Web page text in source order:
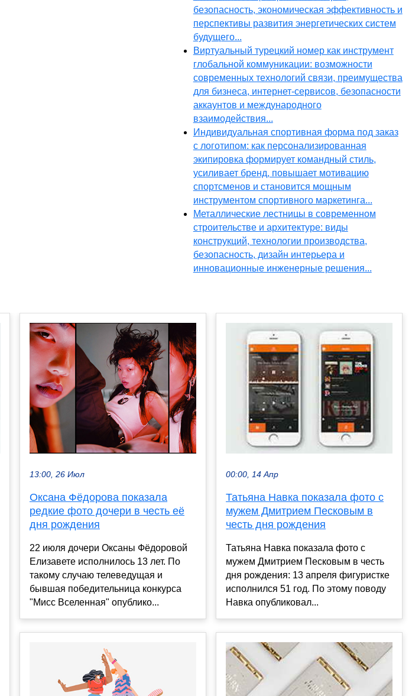
безопасность, экономическая эффективность и
перспективы развития энергетических систем
будущего...
Виртуальный турецкий номер как инструмент
глобальной коммуникации: возможности
современных технологий связи, преимущества
для бизнеса, интернет-сервисов, безопасности
аккаунтов и международного
взаимодействия...
Индивидуальная спортивная форма под заказ
с логотипом: как персонализированная
экипировка формирует командный стиль,
усиливает бренд, повышает мотивацию
спортсменов и становится мощным
инструментом спортивного маркетинга...
Металлические лестницы в современном
строительстве и архитектуре: виды
конструкций, технологии производства,
безопасность, дизайн интерьера и
инновационные инженерные решения...
13:00, 26 Июл
Оксана Фёдорова показала
редкие фото дочери в честь её
дня рождения
22 июля дочери Оксаны Фёдоровой
Елизавете исполнилось 13 лет. По
такому случаю телеведущая и
бывшая победительница конкурса
"Мисс Вселенная" опублико...
00:00, 14 Апр
Татьяна Навка показала фото с
мужем Дмитрием Песковым в
честь дня рождения
Татьяна Навка показала фото с
мужем Дмитрием Песковым в честь
дня рождения: 13 апреля фигуристке
исполнился 51 год. По этому поводу
Навка опубликовал...